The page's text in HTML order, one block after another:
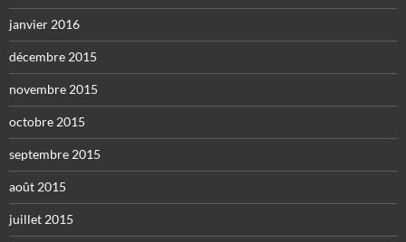
janvier 2016
décembre 2015
novembre 2015
octobre 2015
septembre 2015
août 2015
juillet 2015